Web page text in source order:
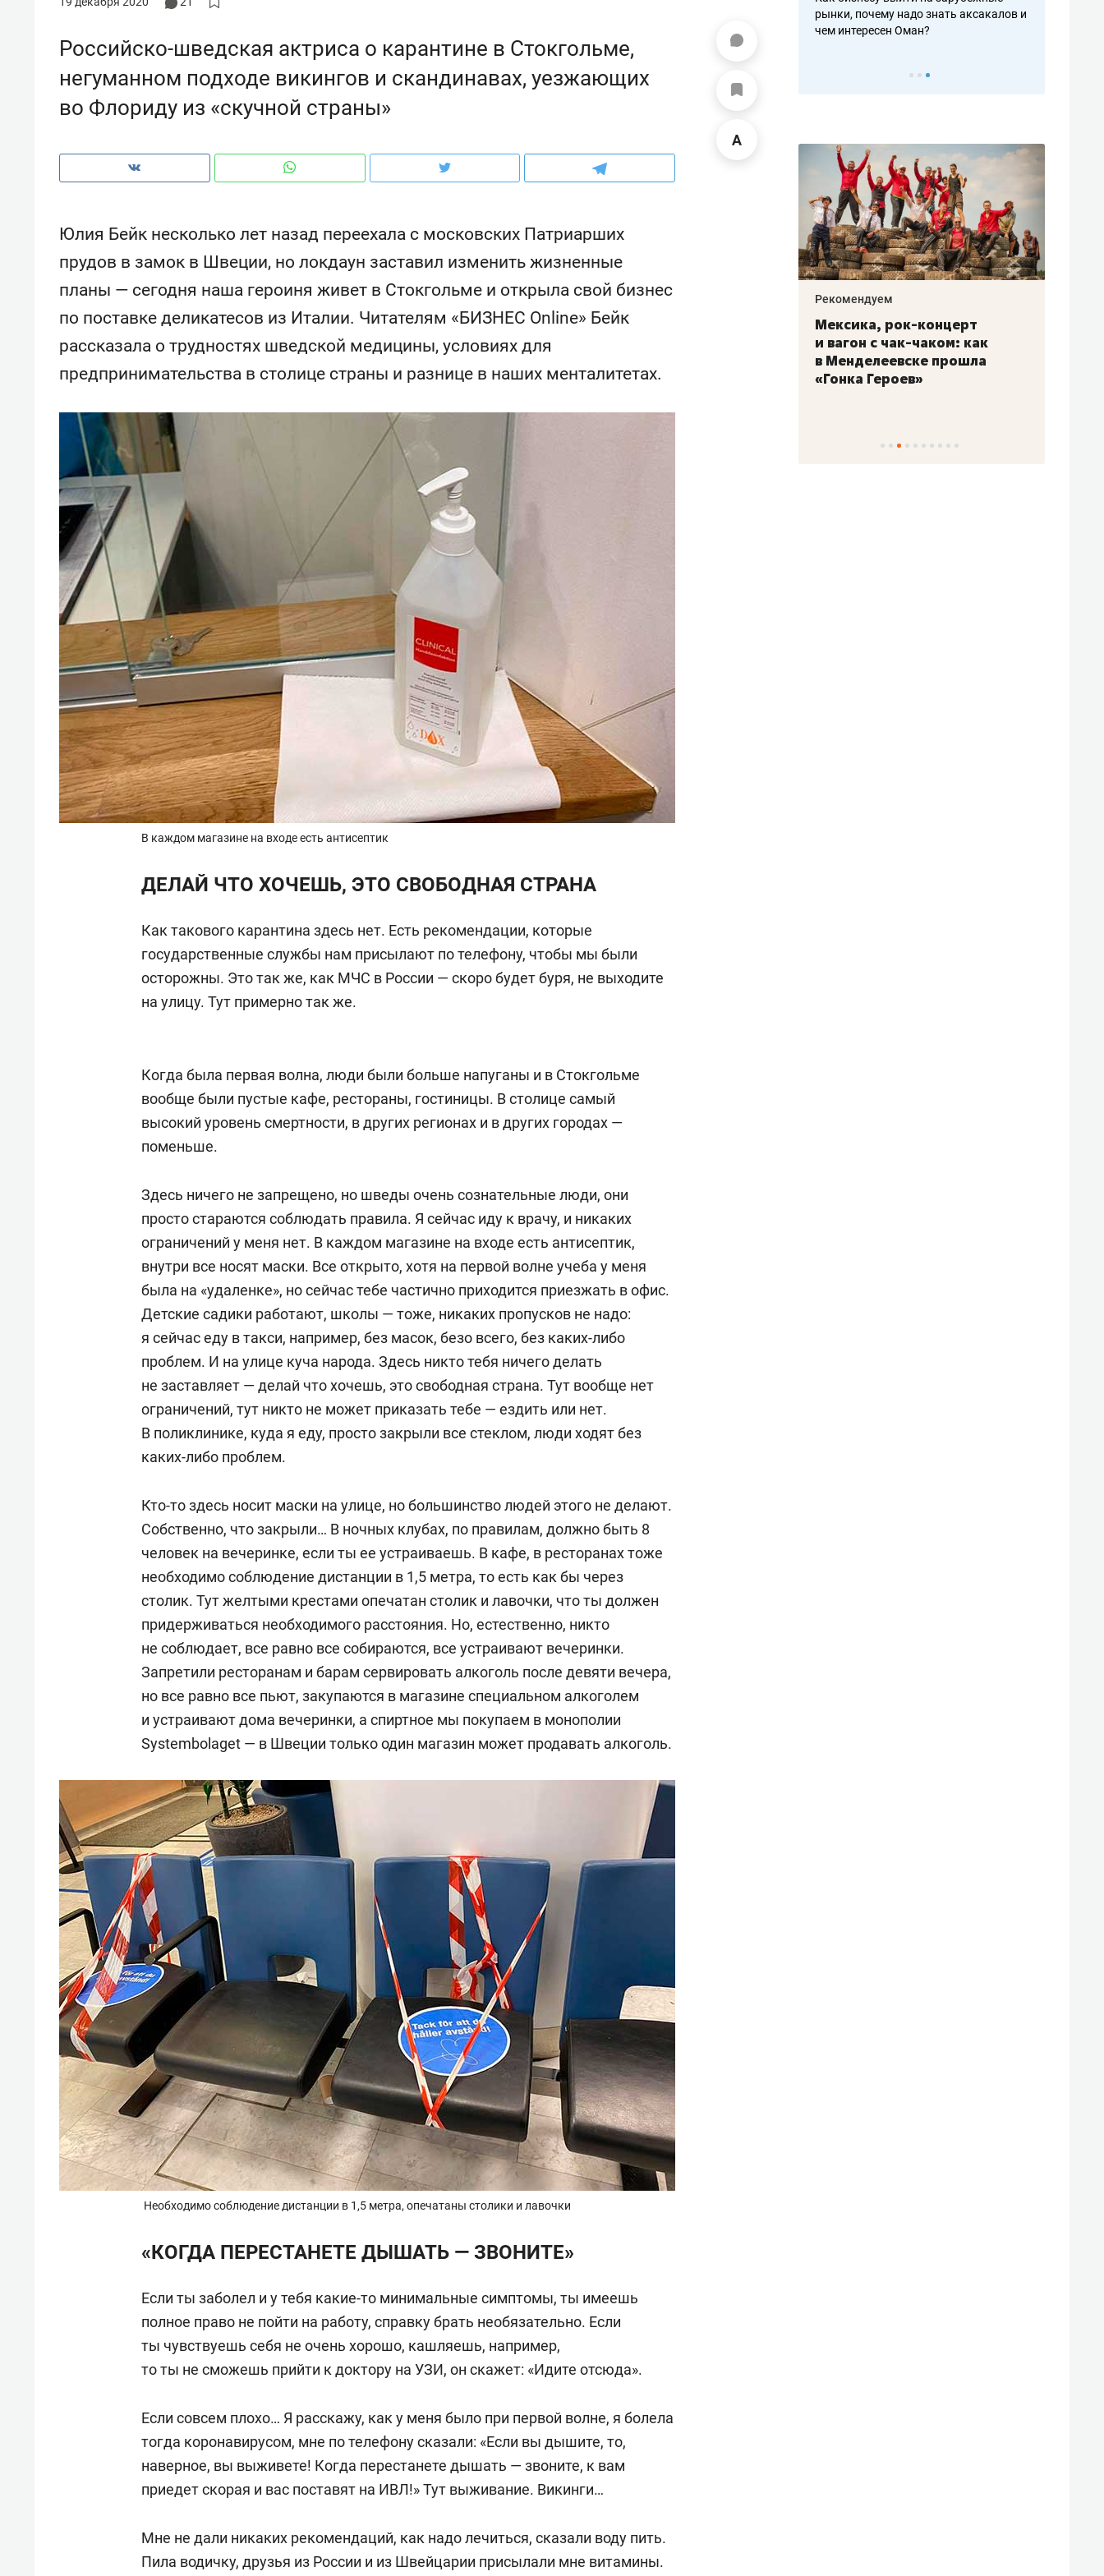
Российско-шведская актриса о карантине в Стокгольме,
негуманном подходе викингов и скандинавах, уезжающих
во Флориду из «скучной страны»
Юлия Бейк несколько лет назад переехала с московских Патриарших
прудов в замок в Швеции, но локдаун заставил изменить жизненные
планы — сегодня наша героиня живет в Стокгольме и открыла свой бизнес
по поставке деликатесов из Италии. Читателям «БИЗНЕС Online» Бейк
рассказала о трудностях шведской медицины, условиях для
предпринимательства в столице страны и разнице в наших менталитетах.
В каждом магазине на входе есть антисептик
ДЕЛАЙ ЧТО ХОЧЕШЬ, ЭТО СВОБОДНАЯ СТРАНА
Как такового карантина здесь нет. Есть рекомендации, которые
государственные службы нам присылают по телефону, чтобы мы были
осторожны. Это так же, как МЧС в России — скоро будет буря, не выходите
на улицу. Тут примерно так же.
Когда была первая волна, люди были больше напуганы и в Стокгольме
вообще были пустые кафе, рестораны, гостиницы. В столице самый
высокий уровень смертности, в других регионах и в других городах —
поменьше.
Здесь ничего не запрещено, но шведы очень сознательные люди, они
просто стараются соблюдать правила. Я сейчас иду к врачу, и никаких
ограничений у меня нет. В каждом магазине на входе есть антисептик,
внутри все носят маски. Все открыто, хотя на первой волне учеба у меня
была на «удаленке», но сейчас тебе частично приходится приезжать в офис.
Детские садики работают, школы — тоже, никаких пропусков не надо:
я сейчас еду в такси, например, без масок, безо всего, без каких-либо
проблем. И на улице куча народа. Здесь никто тебя ничего делать
не заставляет — делай что хочешь, это свободная страна. Тут вообще нет
ограничений, тут никто не может приказать тебе — ездить или нет.
В поликлинике, куда я еду, просто закрыли все стеклом, люди ходят без
каких-либо проблем.
Кто-то здесь носит маски на улице, но большинство людей этого не делают.
Собственно, что закрыли… В ночных клубах, по правилам, должно быть 8
человек на вечеринке, если ты ее устраиваешь. В кафе, в ресторанах тоже
необходимо соблюдение дистанции в 1,5 метра, то есть как бы через
столик. Тут желтыми крестами опечатан столик и лавочки, что ты должен
придерживаться необходимого расстояния. Но, естественно, никто
не соблюдает, все равно все собираются, все устраивают вечеринки.
Запретили ресторанам и барам сервировать алкоголь после девяти вечера,
но все равно все пьют, закупаются в магазине специальном алкоголем
и устраивают дома вечеринки, а спиртное мы покупаем в монополии
Systembolaget — в Швеции только один магазин может продавать алкоголь.
Необходимо соблюдение дистанции в 1,5 метра, опечатаны столики и лавочки
«КОГДА ПЕРЕСТАНЕТЕ ДЫШАТЬ — ЗВОНИТЕ»
Если ты заболел и у тебя какие-то минимальные симптомы, ты имеешь
полное право не пойти на работу, справку брать необязательно. Если
ты чувствуешь себя не очень хорошо, кашляешь, например,
то ты не сможешь прийти к доктору на УЗИ, он скажет: «Идите отсюда».
Если совсем плохо… Я расскажу, как у меня было при первой волне, я болела
тогда коронавирусом, мне по телефону сказали: «Если вы дышите, то,
наверное, вы выживете! Когда перестанете дышать — звоните, к вам
приедет скорая и вас поставят на ИВЛ!» Тут выживание. Викинги…
Мне не дали никаких рекомендаций, как надо лечиться, сказали воду пить.
Пила водичку, друзья из России и из Швейцарии присылали мне витамины.
рынки, почему надо знать аксакалов и
чем интересен Оман?
Рекомендуем
Как ГК «МИР ГРУПП» и ВТБ
создают оазис жилого
комфорта под Казанью
Рекомендуем
150 камер до квартиры и Face
ID вместо ключа: какой будет
безопасность в ЖК «Нова»
Рекомендуем
Опыт выживания в дикой
состоянием как основа
Рекомендуем
Мексика, рок-концерт
и вагон с чак-чаком: как
в Менделеевске прошла
«Гонка Героев»